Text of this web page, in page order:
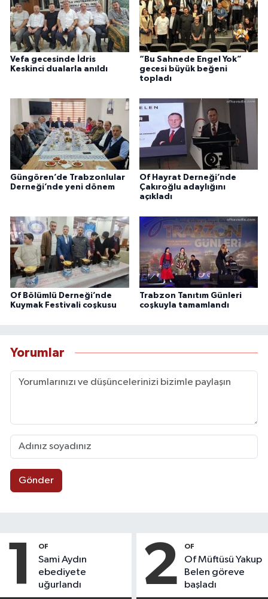
Vefa gecesinde İdris
Keskinci dualarla anıldı
“Bu Sahnede Engel Yok”
gecesi büyük beğeni
topladı
Güngören’de Trabzonlular
Derneği’nde yeni dönem
Of Hayrat Derneği’nde
Çakıroğlu adaylığını
açıkladı
Of Bölümlü Derneği’nde
Kuymak Festivali coşkusu
Trabzon Tanıtım Günleri
coşkuyla tamamlandı
Yorumlar
Gönder
1 OF
Sami Aydın
ebediyete
uğurlandı
2 OF
Of Müftüsü Yakup
Belen göreve
başladı